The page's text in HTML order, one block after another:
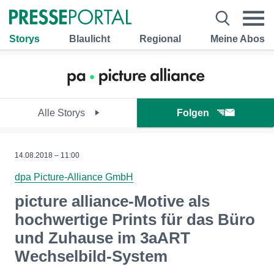
Storys Blaulicht Regional Meine Abos
Alle Storys Folgen
14.08.2018 – 11:00
dpa Picture-Alliance GmbH
picture alliance-Motive als
hochwertige Prints für das Büro
und Zuhause im 3aART
Wechselbild-System